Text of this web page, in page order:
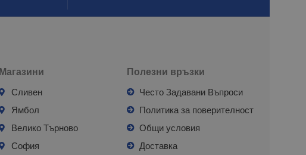
Магазини
Сливен
Ямбол
Велико Търново
София
Полезни връзки
Често Задавани Въпроси
Политика за поверителност
Общи условия
Доставка